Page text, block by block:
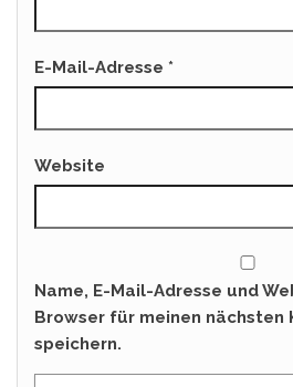
E-Mail-Adresse *
Website
Name, E-Mail-Adresse und
Browser für meinen nächsten
speichern.